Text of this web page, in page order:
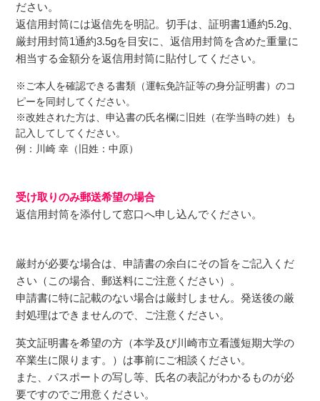
ださい。
返信⽤封筒には返信先を明記。切⼿は、証明書1通約5.2g、
厳封⽤封筒1通約3.5gを⽬安に、返信⽤封筒を含めた重量に
相当する⾦額分を返信⽤封筒に貼付してください。
※ご本⼈を確認できる書類（運転免許証等の⾝分証明書）のコ
ピーを同封してください。
※改姓された⽅は、申込書の⽒名欄に旧姓（在学当時の姓）も
記⼊してしてください。
例：川崎 幸（旧姓：中原）
受け取りのみ郵送希望の場合
返信⽤封筒を添付して窓⼝へ申し込んでください。
厳封が必要な場合は、申請書の余⽩にその旨をご記⼊くだ
さい（この場合、郵送料にご注意ください）。
申請書に特に記載のない場合は厳封しません。発送後の厳
封処理はできませんので、ご注意ください。
英⽂証明書を希望の⽅（本学及び川崎市⽴看護短期⼤学の
卒業⽣に限ります。）は事前にご相談ください。
また、パスポートの写し等、⽒名の表記がわかるものが必
要ですのでご⽤意ください。